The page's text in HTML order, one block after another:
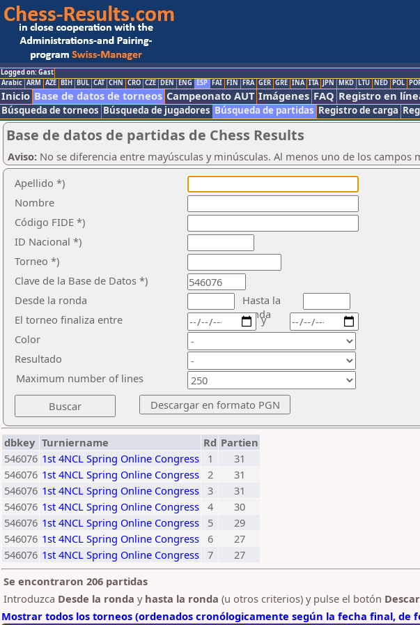
Logged on: Gast
Arabic ARM AZE BIH BUL CAT CHN CRO CZE DEN ENG ESP FAI FIN FRA GER GRE INA ITA JPN MKD LTU NED POL
Inicio Base de datos de torneos Campeonato AUT Imágenes FAQ Registro en
Búsqueda de torneos Búsqueda de jugadores Búsqueda de partidas Registro de carga
Base de datos de partidas de Chess Results
Aviso: No se diferencia entre mayúsculas y minúsculas. Al menos uno de los campos
Apellido *)
Nombre
Código FIDE *)
ID Nacional *)
Torneo *)
Clave de la Base de Datos *)
Desde la ronda
Hasta la
ronda
El torneo finaliza entre
Color
Resultado
y
Maximum number of lines
dbkey Turniername Rd Partien
546076 1st 4NCL Spring Online Congress 1
31
546076 1st 4NCL Spring Online Congress 2
31
546076 1st 4NCL Spring Online Congress 3
31
546076 1st 4NCL Spring Online Congress 4
30
546076 1st 4NCL Spring Online Congress 5
29
546076 1st 4NCL Spring Online Congress 6
27
546076 1st 4NCL Spring Online Congress 7
27
Se encontraron 206 partidas
Introduzca Desde la ronda y hasta la ronda (u otros criterios) y pulse el botón
Mostrar todos los torneos (ordenados cronólogicamente según la fecha final, de